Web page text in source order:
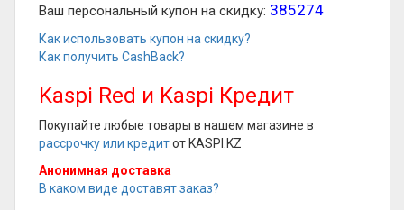
Ваш персональный купон на скидку: 385274
Как использовать купон на скидку?
Как получить CashBack?
Kaspi Red и Kaspi Кредит
Покупайте любые товары в нашем магазине в
рассрочку или кредитот KASPI.KZ
Анонимная доставка
В каком виде доставят заказ?